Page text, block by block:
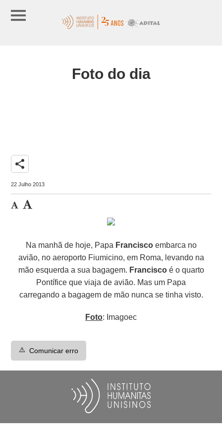
Foto do dia
share
22 Julho 2013
Na manhã de hoje, Papa Franciscoembarca no
avião, no aeroporto Fiumicino, em Roma, levando na
mão esquerda a sua bagagem. Franciscoé o quarto
Pontífice que viaja de avião. Mas um Papa
carregando a bagagem de mão nunca se tinha visto.
Foto: Imagoec
⚠️ Comunicar erro